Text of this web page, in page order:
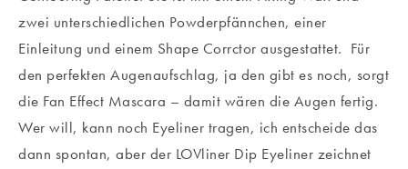
zwei unterschiedlichen Powderpfännchen, einer
Einleitung und einem Shape Corrctor ausgestattet. Für
den perfekten Augenaufschlag, ja den gibt es noch, sorgt
die Fan Effect Mascara – damit wären die Augen fertig.
Wer will, kann noch Eyeliner tragen, ich entscheide das
dann spontan, aber der LOVliner Dip Eyeliner zeichnet